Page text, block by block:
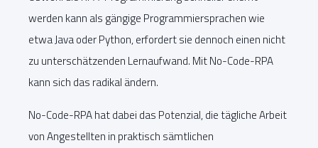
werden kann als gängige Programmiersprachen wie
etwa Java oder Python, erfordert sie dennoch einen nicht
zu unterschätzenden Lernaufwand. Mit No-Code-RPA
kann sich das radikal ändern.
No-Code-RPA hat dabei das Potenzial, die tägliche Arbeit
von Angestellten in praktisch sämtlichen